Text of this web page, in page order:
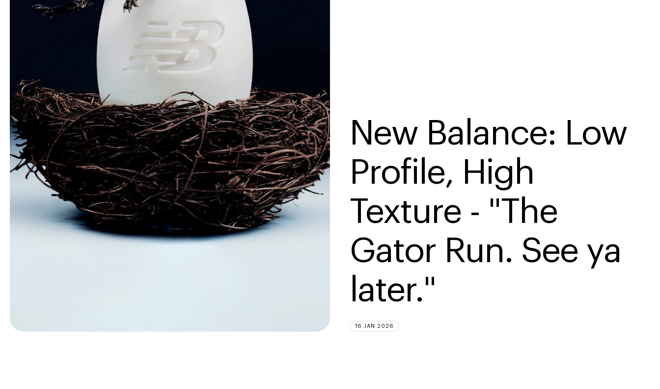
New Balance: Low
Profile, High
Texture - "The
Gator Run. See ya
later."
16 JAN 2026